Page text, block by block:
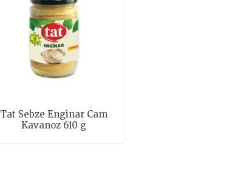
Tat Sebze Enginar Cam
Kavanoz 610 g